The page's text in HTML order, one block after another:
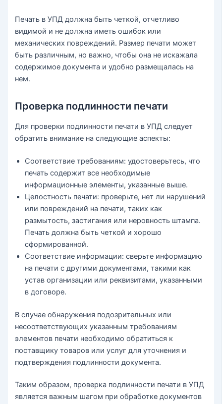
Печать в УПД должна быть четкой, отчетливо
видимой и не должна иметь ошибок или
механических повреждений. Размер печати может
быть различным, но важно, чтобы она не искажала
содержимое документа и удобно размещалась на
нем.
Проверка подлинности печати
Для проверки подлинности печати в УПД следует
обратить внимание на следующие аспекты:
Соответствие требованиям: удостоверьтесь, что
печать содержит все необходимые
информационные элементы, указанные выше.
Целостность печати: проверьте, нет ли нарушений
или повреждений на печати, таких как
размытость, застигания или неровность штампа.
Печать должна быть четкой и хорошо
сформированной.
Соответствие информации: сверьте информацию
на печати с другими документами, такими как
устав организации или реквизитами, указанными
в договоре.
В случае обнаружения подозрительных или
несоответствующих указанным требованиям
элементов печати необходимо обратиться к
поставщику товаров или услуг для уточнения и
подтверждения подлинности документа.
Таким образом, проверка подлинности печати в УПД
является важным шагом при обработке документов